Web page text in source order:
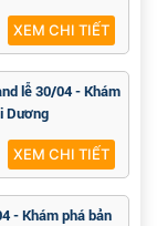
XEM CHI TIẾT
lễ 30/04 - Khám
Dương
XEM CHI TIẾT
- Khám phá bản